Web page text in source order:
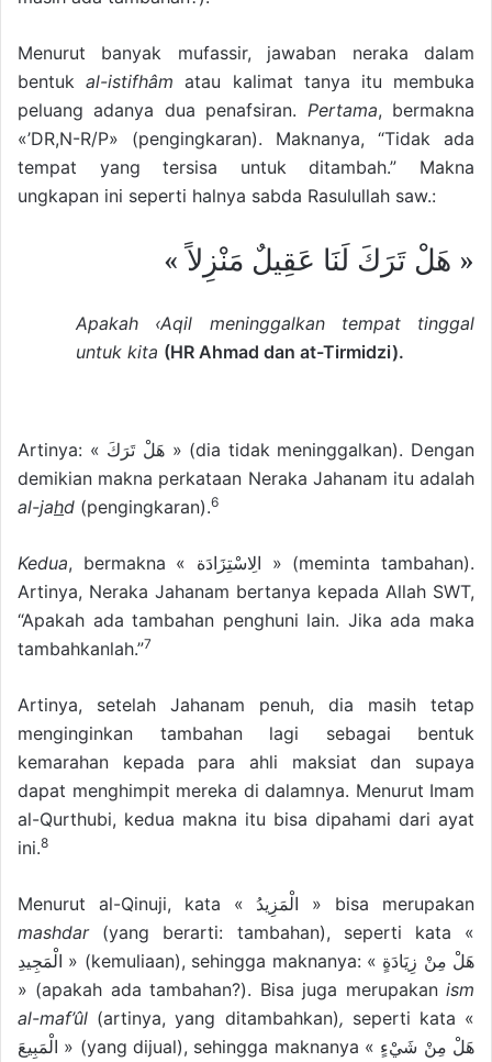
Menurut banyak mufassir, jawaban neraka dalam
bentukal-istifhâmatau kalimat tanya itu membuka
peluang adanya dua penafsiran. Pertama, bermakna
«’DR,N-R/P» (pengingkaran). Maknanya, “Tidak ada
tempat yang tersisa untuk ditambah.” Makna
ungkapan ini seperti halnya sabda Rasulullah saw.:
« هَلْ تَرَكَ لَنَا عَقِيلٌ مَنْزِلاً »
Apakah ‹Aqil meninggalkan tempat tinggal
untuk kita (HR Ahmad dan at-Tirmidzi).
Artinya: « هَلْ تَرَكَ » (dia tidak meninggalkan). Dengan
demikian makna perkataan Neraka Jahanam itu adalah
al-jahd (pengingkaran).6
Kedua, bermakna « الِاسْتِزَادَة » (meminta tambahan).
Artinya, Neraka Jahanam bertanya kepada Allah SWT,
“Apakah ada tambahan penghuni lain. Jika ada maka
tambahkanlah.”7
Artinya, setelah Jahanam penuh, dia masih tetap
menginginkan tambahan lagi sebagai bentuk
kemarahan kepada para ahli maksiat dan supaya
dapat menghimpit mereka di dalamnya. Menurut Imam
al-Qurthubi, kedua makna itu bisa dipahami dari ayat
ini.8
Menurut al-Qinuji, kata « الْمَزِيدُ » bisa merupakan
mashdar(yang berarti: tambahan), seperti kata «
الْمَجِيدِ » (kemuliaan), sehingga maknanya: « هَلْ مِنْ زِيَادَةٍ
» (apakah ada tambahan?). Bisa juga merupakan ism
al-maf’ûl (artinya, yang ditambahkan), seperti kata «
الْمَبِيعَ » (yang dijual), sehingga maknanya « هَلْ مِنْ شَيْءٍ